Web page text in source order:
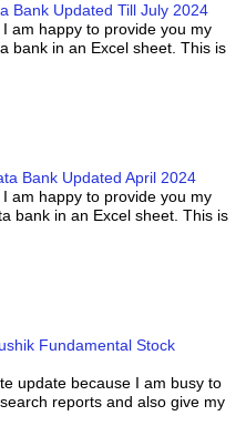
Bank Updated Till July 2024
am happy to provide you my
bank in an Excel sheet. This is
Bank Updated April 2024
am happy to provide you my
bank in an Excel sheet. This is
Fundamental Stock
update because I am busy to
reports and also give my